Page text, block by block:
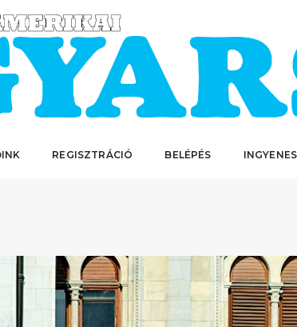
REGISZTRÁCIÓ BELÉPÉS